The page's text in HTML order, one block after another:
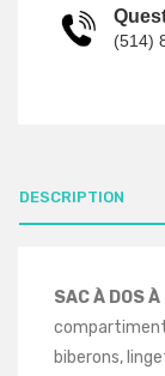
(514)
DESCRIPTION
SAC À DOS
biberons,